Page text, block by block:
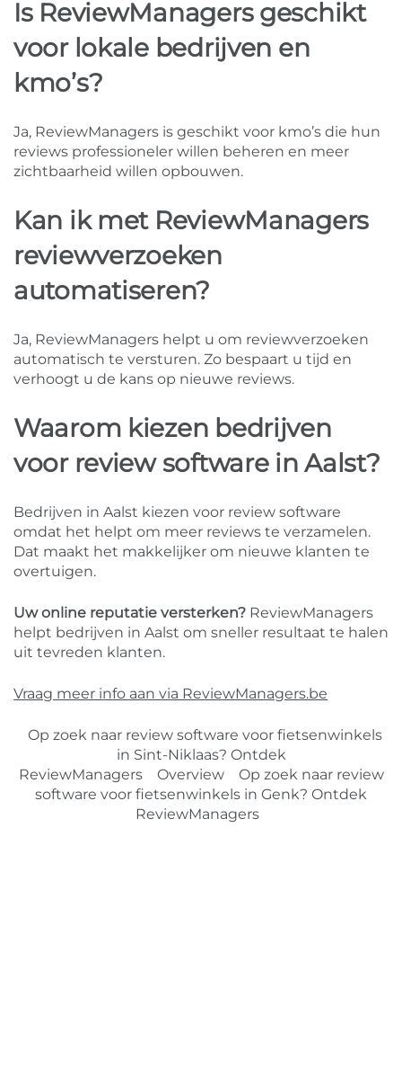
Is ReviewManagers geschikt
voor lokale bedrijven en
kmo’s?
Ja, ReviewManagers is geschikt voor kmo’s die hun
reviews professioneler willen beheren en meer
zichtbaarheid willen opbouwen.
Kan ik met ReviewManagers
reviewverzoeken
automatiseren?
Ja, ReviewManagers helpt u om reviewverzoeken
automatisch te versturen. Zo bespaart u tijd en
verhoogt u de kans op nieuwe reviews.
Waarom kiezen bedrijven
voor review software in Aalst?
Bedrijven in Aalst kiezen voor review software
omdat het helpt om meer reviews te verzamelen.
Dat maakt het makkelijker om nieuwe klanten te
overtuigen.
Uw online reputatie versterken? ReviewManagers
helpt bedrijven in Aalst om sneller resultaat te halen
uit tevreden klanten.
Vraag meer info aan via ReviewManagers.be
Op zoek naar review software voor fietsenwinkels
in Sint-Niklaas? Ontdek
ReviewManagers
Overview
Op zoek naar review
software voor fietsenwinkels in Genk? Ontdek
ReviewManagers